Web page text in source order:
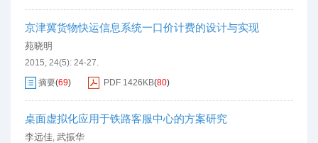
京津冀货物快运信息系统一口价计费的设计与实现
苑晓明
2015, 24(5): 24-27.
摘要(69) PDF 1426KB(80)
桌面虚拟化应用于铁路客服中心的方案研究
李远佳 武振华